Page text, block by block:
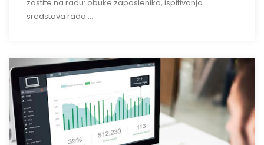
zastite na radu: obuke zaposlenika, ispitivanja
sredstava rada ...